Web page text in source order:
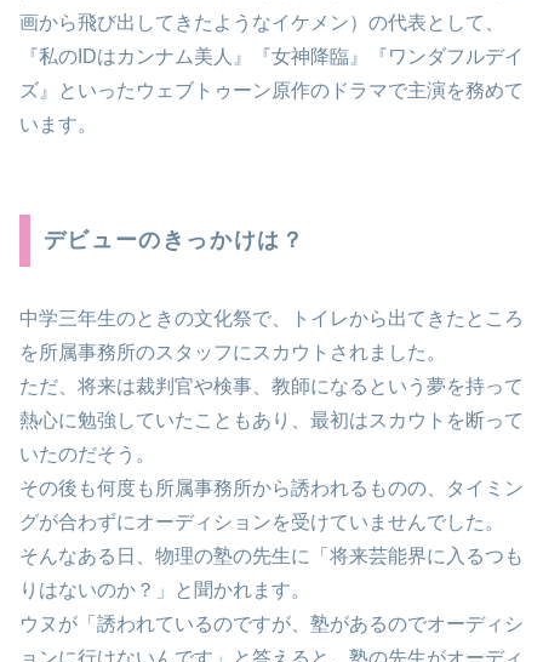
画から飛び出してきたようなイケメン）の代表として、
『私のIDはカンナム美人』『女神降臨』『ワンダフルデイ
ズ』といったウェブトゥーン原作のドラマで主演を務めて
います。
デビューのきっかけは？
中学三年生のときの文化祭で、トイレから出てきたところ
を所属事務所のスタッフにスカウトされました。
ただ、将来は裁判官や検事、教師になるという夢を持って
熱心に勉強していたこともあり、最初はスカウトを断って
いたのだそう。
その後も何度も所属事務所から誘われるものの、タイミン
グが合わずにオーディションを受けていませんでした。
そんなある日、物理の塾の先生に「将来芸能界に入るつも
りはないのか？」と聞かれます。
ウヌが「誘われているのですが、塾があるのでオーディシ